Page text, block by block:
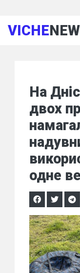
VICHE
На
двох
одне